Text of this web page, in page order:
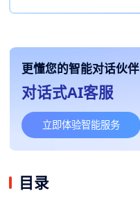
更懂您的智能对话伙伴
对话式AI客服
立即体验智能服务
目录